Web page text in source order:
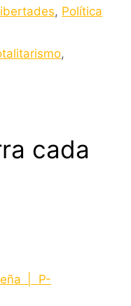
, Política
,
cada